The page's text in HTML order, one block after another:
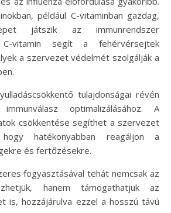
például C-vitaminban gazdag,
játszik az immunrendszer
vitamin segít a fehérvérsejtek
a szervezet védelmét szolgálják a
tulajdonságai révén
optimalizálásához. A
csökkentése segíthet a szervezet
hatékonyabban reagáljon a
és fertőzésekre.
fogyasztásával tehát nemcsak az
hanem támogathatjuk az
is, hozzájárulva ezzel a hosszú távú